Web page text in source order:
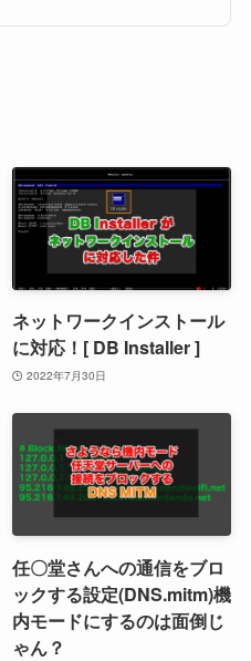
ネットワークインストール
に対応！[ DB Installer ]
2022年7月30日
任〇堂さんへの通信をブロ
ックする設定(DNS.mitm)機
内モードにするのは面倒じ
ゃん？